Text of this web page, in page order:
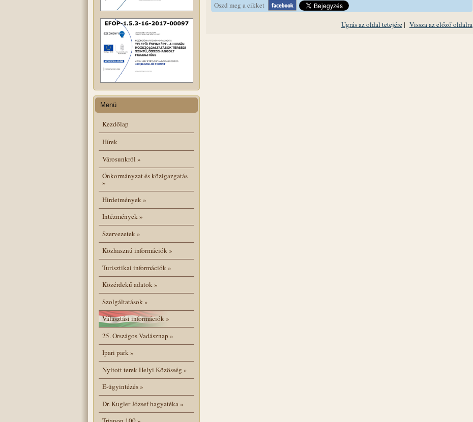
Menü
Kezdőlap
Hírek
Városunkról »
Önkormányzat és közigazgatás
»
Hirdetmények»
Intézmények»
Szervezetek»
Közhasznú információk»
Turisztikai információk»
Közérdekű adatok»
Szolgáltatások»
Választási információk»
25. Országos Vadásznap »
Ipari park»
Nyitott terek Helyi Közösség »
E-ügyintézés»
Dr. Kugler József hagyatéka»
Oszd meg a cikket
Ugrás az oldal tetejére| Vissza az előző oldalra